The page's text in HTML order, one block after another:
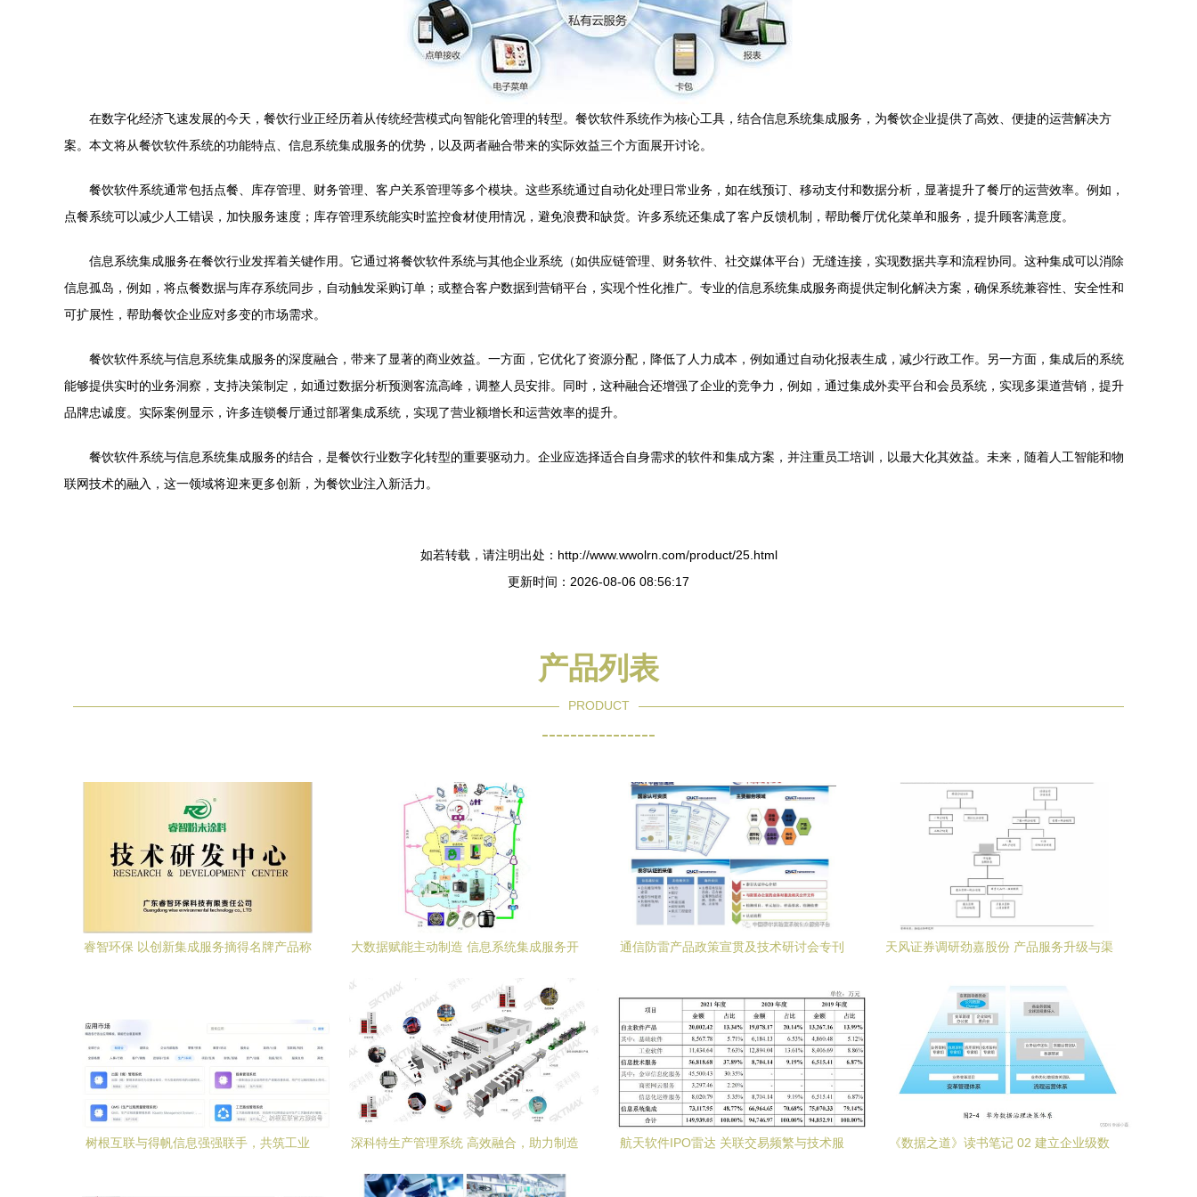
在数字化经济飞速发展的今天，餐饮行业正经历着从传统经营模式向智能化管理的转型。餐饮软件系统作为核心工具，结合信息系统集成服务，为餐饮企业提供了高效、便捷的运营解决方
案。本文将从餐饮软件系统的功能特点、信息系统集成服务的优势，以及两者融合带来的实际效益三个方面展开讨论。
餐饮软件系统通常包括点餐、库存管理、财务管理、客户关系管理等多个模块。这些系统通过自动化处理日常业务，如在线预订、移动支付和数据分析，显著提升了餐厅的运营效率。例如，
点餐系统可以减少人工错误，加快服务速度；库存管理系统能实时监控食材使用情况，避免浪费和缺货。许多系统还集成了客户反馈机制，帮助餐厅优化菜单和服务，提升顾客满意度。
信息系统集成服务在餐饮行业发挥着关键作用。它通过将餐饮软件系统与其他企业系统（如供应链管理、财务软件、社交媒体平台）无缝连接，实现数据共享和流程协同。这种集成可以消除
信息孤岛，例如，将点餐数据与库存系统同步，自动触发采购订单；或整合客户数据到营销平台，实现个性化推广。专业的信息系统集成服务商提供定制化解决方案，确保系统兼容性、安全性和
可扩展性，帮助餐饮企业应对多变的市场需求。
餐饮软件系统与信息系统集成服务的深度融合，带来了显著的商业效益。一方面，它优化了资源分配，降低了人力成本，例如通过自动化报表生成，减少行政工作。另一方面，集成后的系统
能够提供实时的业务洞察，支持决策制定，如通过数据分析预测客流高峰，调整人员安排。同时，这种融合还增强了企业的竞争力，例如，通过集成外卖平台和会员系统，实现多渠道营销，提升
品牌忠诚度。实际案例显示，许多连锁餐厅通过部署集成系统，实现了营业额增长和运营效率的提升。
餐饮软件系统与信息系统集成服务的结合，是餐饮行业数字化转型的重要驱动力。企业应选择适合自身需求的软件和集成方案，并注重员工培训，以最大化其效益。未来，随着人工智能和物
联网技术的融入，这一领域将迎来更多创新，为餐饮业注入新活力。
如若转载，请注明出处：http://www.wwolrn.com/product/25.html
更新时间：2026-08-06 08:56:17
产品列表
PRODUCT
----------------
睿智环保 以创新集成服务摘得名牌产品称
大数据赋能主动制造 信息系统集成服务开
通信防雷产品政策宣贯及技术研讨会专刊
天风证券调研劲嘉股份 产品服务升级与渠
树根互联与得帆信息强强联手，共筑工业
深科特生产管理系统 高效融合，助力制造
航天软件IPO雷达 关联交易频繁与技术服
《数据之道》读书笔记 02 建立企业级数